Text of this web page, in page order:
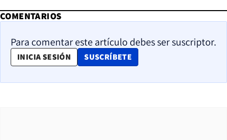
COMENTARIOS
Para comentar este artículo debes ser suscriptor.
INICIA SESIÓN SUSCRÍBETE
OPENS IN NEW WINDOW